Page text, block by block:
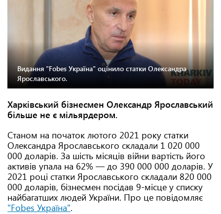
Видання "Fobes Україна" оцінило статки Олександра
Ярославського.
Харківський бізнесмен Олександр Ярославський
більше не є мільярдером.
Станом на початок лютого 2021 року статки
Олександра Ярославського складали 1 020 000
000 доларів. За шість місяців війни вартість його
активів упала на 62% — до 390 000 000 доларів. У
2021 році статки Ярославського складали 820 000
000 доларів, бізнесмен посідав 9-місце у списку
найбагатших людей України. Про це повідомляє
"Fobes Україна".